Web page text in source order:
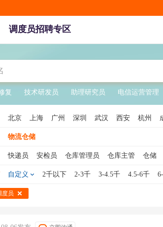
调度员招聘专区
复 技术研发员 助理研究员 电信运营管理
北京 上海 广州 深圳 武汉 西安 杭州
郑州
天津
物流仓储
快递员 安检员 仓库管理员 仓库主管 仓储
集装箱业务 物流销售 京东快递员 仓库文员
自定义 2千以下 2-3千 3-4.5千 4.5-6千
度员